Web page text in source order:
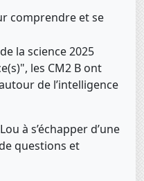
comprendre et se
la science 2025
les CM2 B ont
de l’intelligence
à s’échapper d’une
questions et